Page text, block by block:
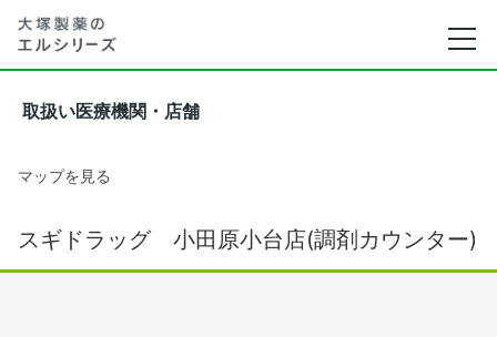
取扱い医療機関・店舗
マップを見る
スギドラッグ 小田原小台店(調剤カウンター)